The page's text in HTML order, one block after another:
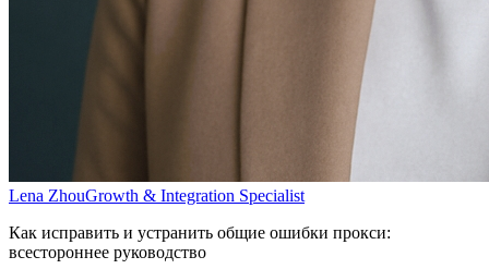
Lena ZhouGrowth & Integration Specialist
Как исправить и устранить общие ошибки прокси:
всестороннее руководство